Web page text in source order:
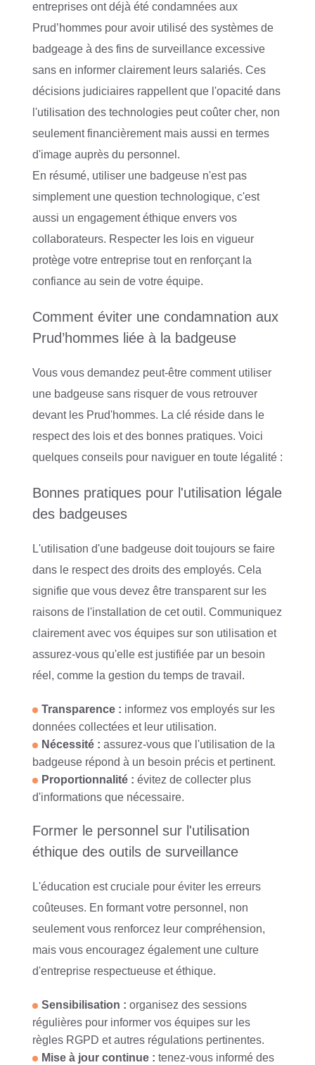
entreprises ont déjà été condamnées aux
Prud’hommes pour avoir utilisé des systèmes de
badgeage à des fins de surveillance excessive
sans en informer clairement leurs salariés. Ces
décisions judiciaires rappellent que l'opacité dans
l'utilisation des technologies peut coûter cher, non
seulement financièrement mais aussi en termes
d'image auprès du personnel.
En résumé, utiliser une badgeuse n'est pas
simplement une question technologique, c'est
aussi un engagement éthique envers vos
collaborateurs. Respecter les lois en vigueur
protège votre entreprise tout en renforçant la
confiance au sein de votre équipe.
Comment éviter une condamnation aux
Prud’hommes liée à la badgeuse
Vous vous demandez peut-être comment utiliser
une badgeuse sans risquer de vous retrouver
devant les Prud'hommes. La clé réside dans le
respect des lois et des bonnes pratiques. Voici
quelques conseils pour naviguer en toute légalité :
Bonnes pratiques pour l'utilisation légale
des badgeuses
L'utilisation d'une badgeuse doit toujours se faire
dans le respect des droits des employés. Cela
signifie que vous devez être transparent sur les
raisons de l'installation de cet outil. Communiquez
clairement avec vos équipes sur son utilisation et
assurez-vous qu'elle est justifiée par un besoin
réel, comme la gestion du temps de travail.
Transparence : informez vos employés sur les
données collectées et leur utilisation.
Nécessité : assurez-vous que l'utilisation de la
badgeuse répond à un besoin précis et pertinent.
Proportionnalité : évitez de collecter plus
d'informations que nécessaire.
Former le personnel sur l'utilisation
éthique des outils de surveillance
L'éducation est cruciale pour éviter les erreurs
coûteuses. En formant votre personnel, non
seulement vous renforcez leur compréhension,
mais vous encouragez également une culture
d'entreprise respectueuse et éthique.
Sensibilisation : organisez des sessions
régulières pour informer vos équipes sur les
règles RGPD et autres régulations pertinentes.
Mise à jour continue : tenez-vous informé des